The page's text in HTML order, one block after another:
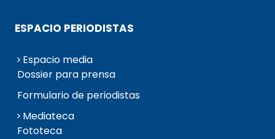
ESPACIO PERIODISTAS
Espacio media
Dossier para prensa
Formulario de periodistas
Mediateca
Fototeca